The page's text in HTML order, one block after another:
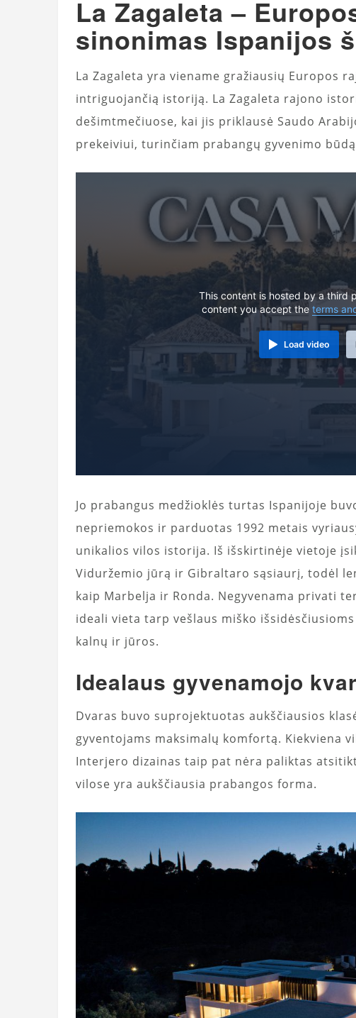
La Zagaleta –
sinonimas Ispanijos
La Zagaleta yra viename gražiausių Europos
intriguojančią istoriją. La Zagaleta rajono
dešimtmečiuose, kai jis priklausė Saudo
prekeiviui, turinčiam prabangų gyvenimo
This content is hosted by a third
content you accept the terms
Load video
Jo prabangus medžioklės turtas Ispanijoje
nepriemokos ir parduotas 1992 metais
unikalios vilos istorija. Iš išskirtinėje vietoje
Viduržemio jūrą ir Gibraltaro sąsiaurį, todėl
kaip Marbelja ir Ronda. Negyvenama privati
ideali vieta tarp vešlaus miško
kalnų ir jūros.
Idealaus gyvenamojo
Dvaras buvo suprojektuotas aukščiausios
gyventojams maksimalų komfortą. Kiekviena
Interjero dizainas taip pat nėra paliktas
vilose yra aukščiausia prabangos forma.